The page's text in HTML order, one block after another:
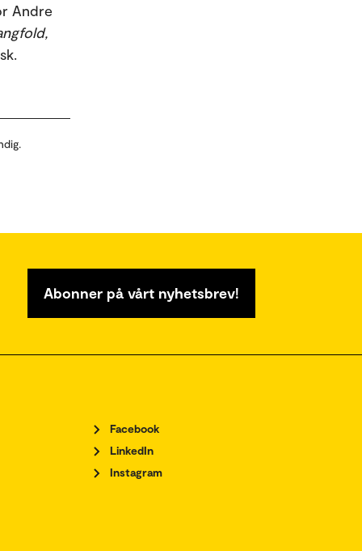
Andre
Abonner på vårt nyhetsbrev!
Facebook
LinkedIn
Instagram